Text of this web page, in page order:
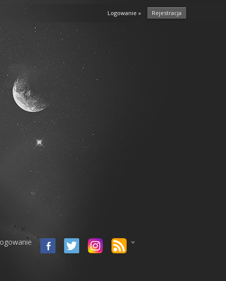
Logowanie » Rejestracja